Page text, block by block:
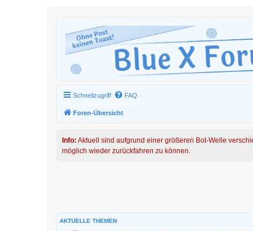
Schnellzugriff FAQ
Foren-Übersicht
Info: Aktuell sind aufgrund einer größeren Bot-Welle
möglich wieder zurückfahren zu können.
AKTUELLE THEMEN